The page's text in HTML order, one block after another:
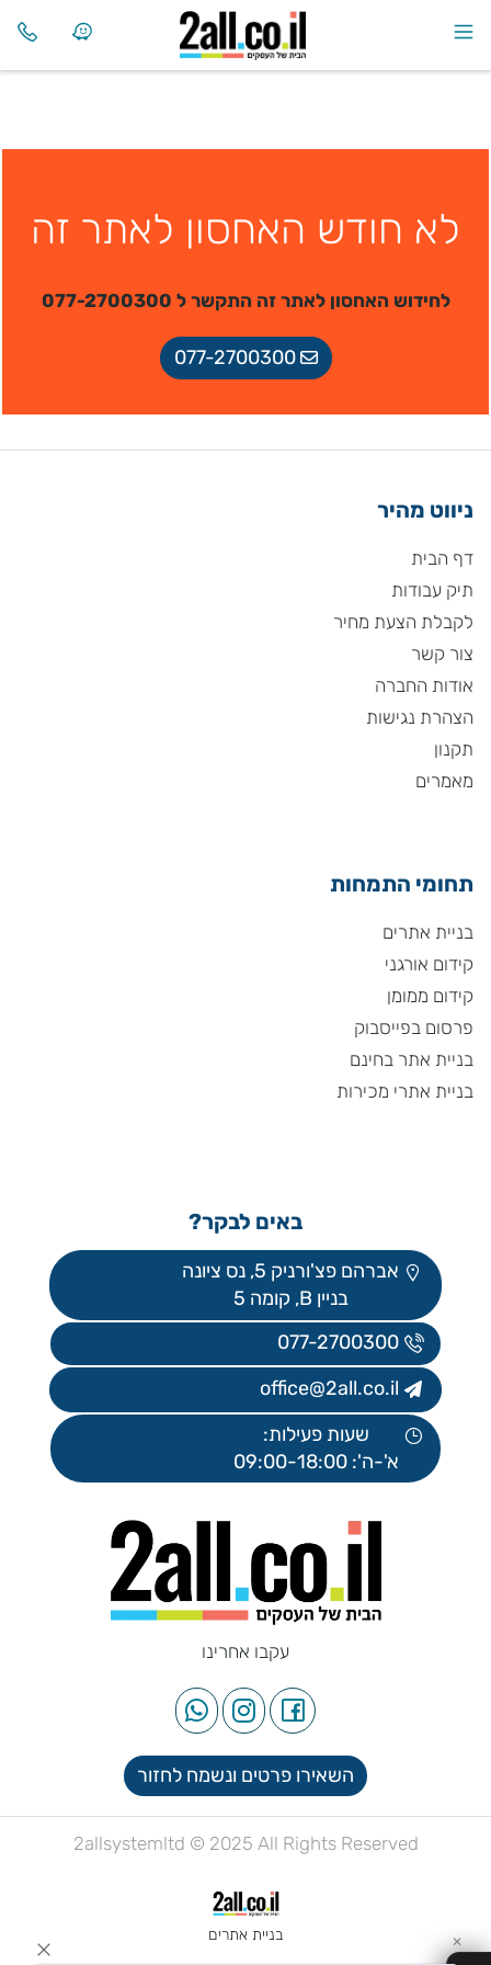
לא חודש האחסון לאתר זה
לחידוש האחסון לאתר זה התקשר ל 077-2700300
077-2700300
ניווט מהיר
דף הבית
תיק עבודות
לקבלת הצעת מחיר
צור קשר
אודות החברה
הצהרת נגישות
תקנון
מאמרים
תחומי התמחות
בניית אתרים
קידום אורגני
קידום ממומן
פרסום בפייסבוק
בניית אתר בחינם
בניית אתרי מכירות
באים לבקר?
אברהם פצ'ורניק 5, נס ציונה
בניין B, קומה 5
077-2700300
office@2all.co.il
שעות פעילות:
א'-ה': 09:00-18:00
עקבו אחרינו
השאירו פרטים ונשמח לחזור
2allsystemltd © 2025 All Rights Reserved
בניית אתרים ✕